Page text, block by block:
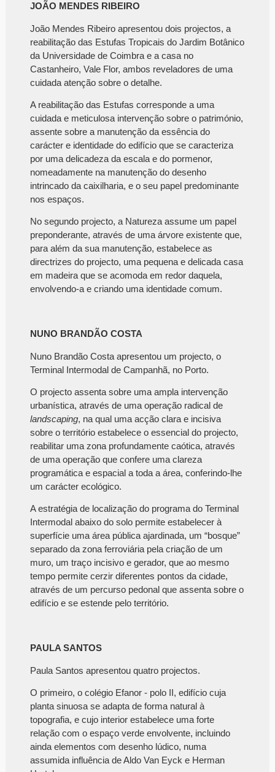
JOÃO MENDES RIBEIRO
João Mendes Ribeiro apresentou dois projectos, a
reabilitação das Estufas Tropicais do Jardim Botânico
da Universidade de Coimbra e a casa no
Castanheiro, Vale Flor, ambos reveladores de uma
cuidada atenção sobre o detalhe.
A reabilitação das Estufas corresponde a uma
cuidada e meticulosa intervenção sobre o património,
assente sobre a manutenção da essência do
carácter e identidade do edifício que se caracteriza
por uma delicadeza da escala e do pormenor,
nomeadamente na manutenção do desenho
intrincado da caixilharia, e o seu papel predominante
nos espaços.
No segundo projecto, a Natureza assume um papel
preponderante, através de uma árvore existente que,
para além da sua manutenção, estabelece as
directrizes do projecto, uma pequena e delicada casa
em madeira que se acomoda em redor daquela,
envolvendo-a e criando uma identidade comum.
NUNO BRANDÃO COSTA
Nuno Brandão Costa apresentou um projecto, o
Terminal Intermodal de Campanhã, no Porto.
O projecto assenta sobre uma ampla intervenção
urbanística, através de uma operação radical de
landscaping, na qual uma acção clara e incisiva
sobre o território estabelece o essencial do projecto,
reabilitar uma zona profundamente caótica, através
de uma operação que confere uma clareza
programática e espacial a toda a área, conferindo-lhe
um carácter ecológico.
A estratégia de localização do programa do Terminal
Intermodal abaixo do solo permite estabelecer à
superfície uma área pública ajardinada, um “bosque”
separado da zona ferroviária pela criação de um
muro, um traço incisivo e gerador, que ao mesmo
tempo permite cerzir diferentes pontos da cidade,
através de um percurso pedonal que assenta sobre o
edifício e se estende pelo território.
PAULA SANTOS
Paula Santos apresentou quatro projectos.
O primeiro, o colégio Efanor - polo II, edifício cuja
planta sinuosa se adapta de forma natural à
topografia, e cujo interior estabelece uma forte
relação com o espaço verde envolvente, incluindo
ainda elementos com desenho lúdico, numa
assumida influência de Aldo Van Eyck e Herman